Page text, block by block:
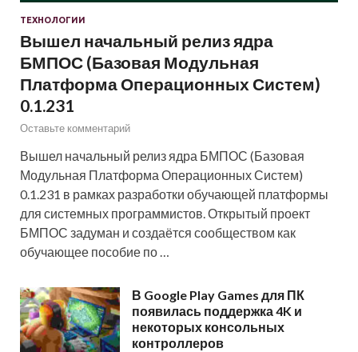
ТЕХНОЛОГИИ
Вышел начальный релиз ядра
БМПОС (Базовая Модульная
Платформа Операционных Систем)
0.1.231
Оставьте комментарий
Вышел начальный релиз ядра БМПОС (Базовая
Модульная Платформа Операционных Систем)
0.1.231 в рамках разработки обучающей платформы
для системных программистов. Открытый проект
БМПОС задуман и создаётся сообществом как
обучающее пособие по …
В Google Play Games для ПК
появилась поддержка 4K и
некоторых консольных
контроллеров